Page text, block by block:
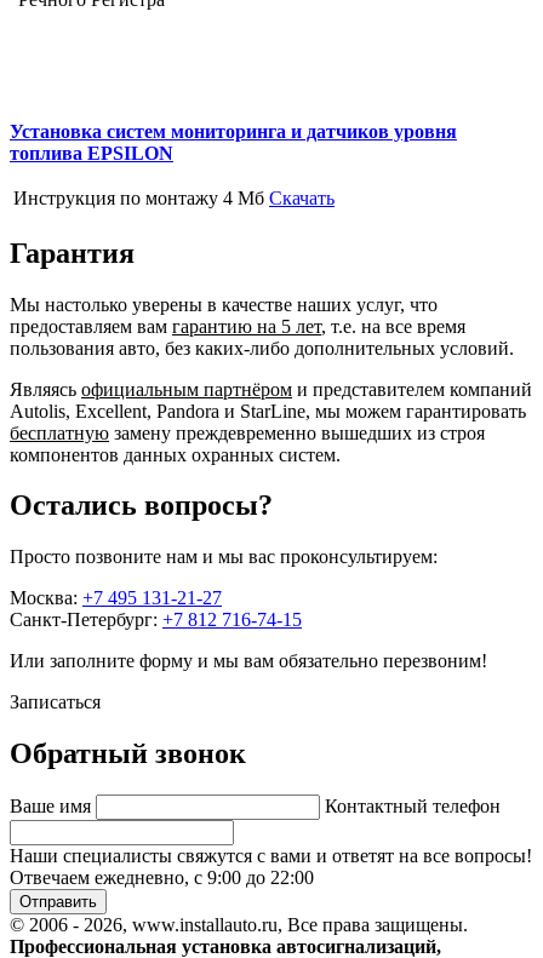
Установка систем мониторинга и датчиков уровня
топлива EPSILON
Инструкция по монтажу 4 Мб Скачать
Гарантия
Мы настолько уверены в качестве наших услуг, что
предоставляем вам гарантию на 5 лет, т.е. на все время
пользования авто, без каких-либо дополнительных условий.
Являясь официальным партнёром и представителем компаний
Autolis, Excellent, Pandora и StarLine, мы можем гарантировать
бесплатную замену преждевременно вышедших из строя
компонентов данных охранных систем.
Остались вопросы?
Просто позвоните нам и мы вас проконсультируем:
Москва: +7 495 131-21-27
Санкт-Петербург: +7 812 716-74-15
Или заполните форму и мы вам обязательно перезвоним!
Записаться
Обратный звонок
Ваше имя Контактный телефон
Наши специалисты свяжутся с вами и ответят на все вопросы!
Отвечаем ежедневно, с 9:00 до 22:00
Отправить
© 2006 - 2026, www.installauto.ru, Все права защищены.
Профессиональная установка автосигнализаций,